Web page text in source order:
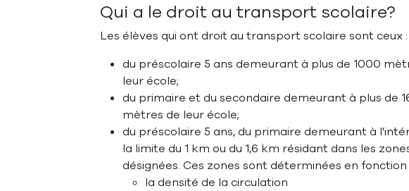
Qui a le droit au transport scolaire?
Les élèves qui ont droit au transport scolaire sont ceux :
du préscolaire 5 ans demeurant à plus de 1000
leur école;
du primaire et du secondaire demeurant à plus de
mètres de leur école;
du préscolaire 5 ans, du primaire demeurant à
la limite du 1 km ou du 1,6 km résidant dans les
désignées. Ces zones sont déterminées en fonction
la densité de la circulation